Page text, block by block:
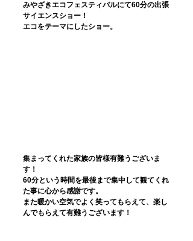
みやざきエコフェスティバルにて60分の出張
サイエンスショー！
エコをテーマにしたショー。
集まってくれた家族の皆様有難うございま
す！
60分という時間を最後まで集中して観てくれ
た事に心から感謝です。
また暖かい空気でよく笑ってもらえて、楽し
んでもらえて有難うございます！